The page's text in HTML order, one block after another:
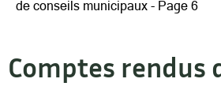
de conseils municipaux - Page 6
Comptes rendus